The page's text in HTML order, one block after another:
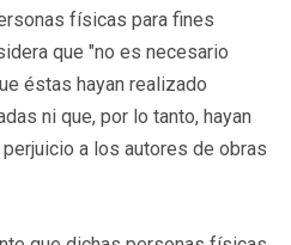
físicas para fines
que "no es necesario
éstas hayan realizado
ni que, por lo tanto, hayan
a los autores de obras